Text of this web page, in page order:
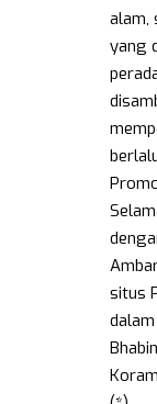
alam,
yang
situs